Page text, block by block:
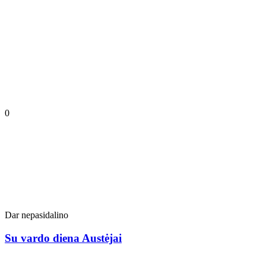
0
Dar nepasidalino
Su vardo diena Austėjai